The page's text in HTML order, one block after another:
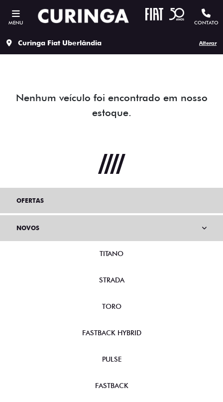
MENU CONTATO
Curinga Fiat Uberlândia Alterar
Nenhum veículo foi encontrado em nosso
estoque.
OFERTAS
NOVOS
TITANO
STRADA
TORO
FASTBACK HYBRID
PULSE
FASTBACK